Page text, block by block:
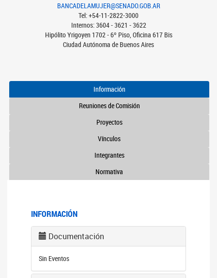
BANCADELAMUJER@SENADO.GOB.AR
Tel: +54-11-2822-3000
Internos: 3604 - 3621 - 3622
Hipólito Yrigoyen 1702 - 6º Piso, Oficina 617 Bis
Ciudad Autónoma de Buenos Aires
Información
Reuniones de Comisión
Proyectos
Vínculos
Integrantes
Normativa
INFORMACIÓN
Documentación
Sin Eventos